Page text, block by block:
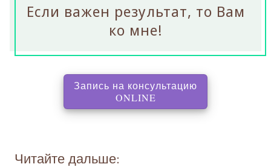
Если важен результат, то Вам
ко мне!
Запись на консультацию
ONLINE, перенаправляет на
Читайте дальше: